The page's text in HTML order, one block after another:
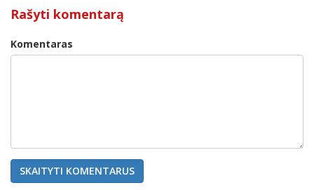
Rašyti komentarą
Komentaras
SKAITYTI KOMENTARUS